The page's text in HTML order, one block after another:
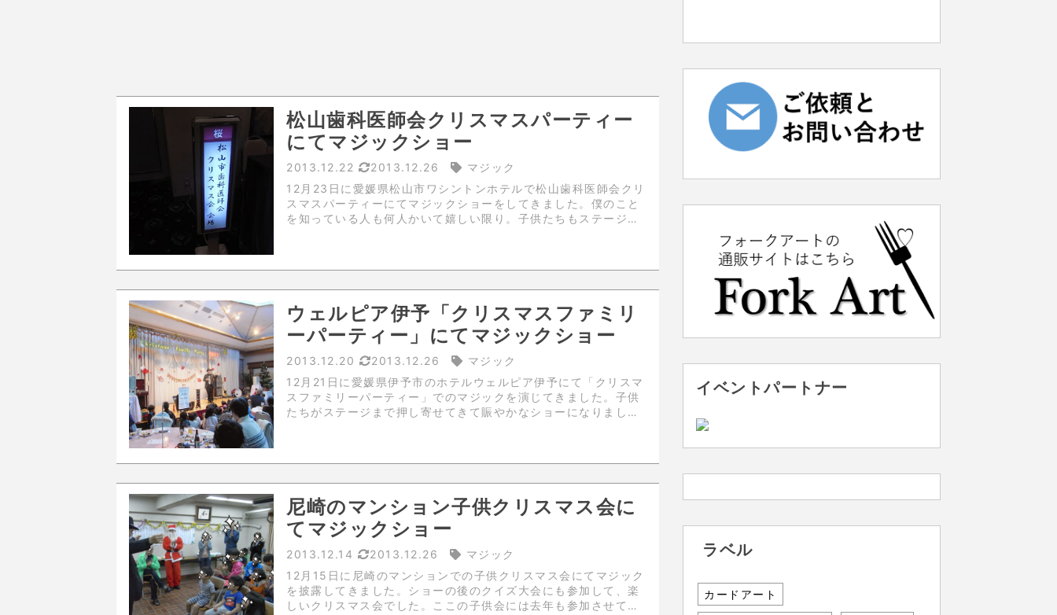
松山歯科医師会クリスマスパーティー
にてマジックショー
2013.12.22 2013.12.26
マジック
12月23日に愛媛県松山市ワシントンホテルで松山歯科医師会クリ
スマスパーティーにてマジックショーをしてきました。僕のこと
を知っている人も何人かいて嬉しい限り。子供たちもステージ前
ウェルピア伊予「クリスマスファミリ
ーパーティー」にてマジックショー
2013.12.20 2013.12.26
マジック
12月21日に愛媛県伊予市のホテルウェルピア伊予にて「クリスマ
スファミリーパーティー」でのマジックを演じてきました。子供
たちがステージまで押し寄せてきて賑やかなショーになりまし
尼崎のマンション子供クリスマス会に
てマジックショー
2013.12.14 2013.12.26
マジック
12月15日に尼崎のマンションでの子供クリスマス会にてマジック
を披露してきました。ショーの後のクイズ大会にも参加して、楽
しいクリスマス会でした。ここの子供会には去年も参加させてい
イベントパートナー
ラベル
カードアート